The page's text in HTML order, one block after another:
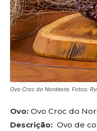
Ovo Croc do Nordeste. Fotos:
Ovo: Ovo Croc do
Descrição: Ovo de